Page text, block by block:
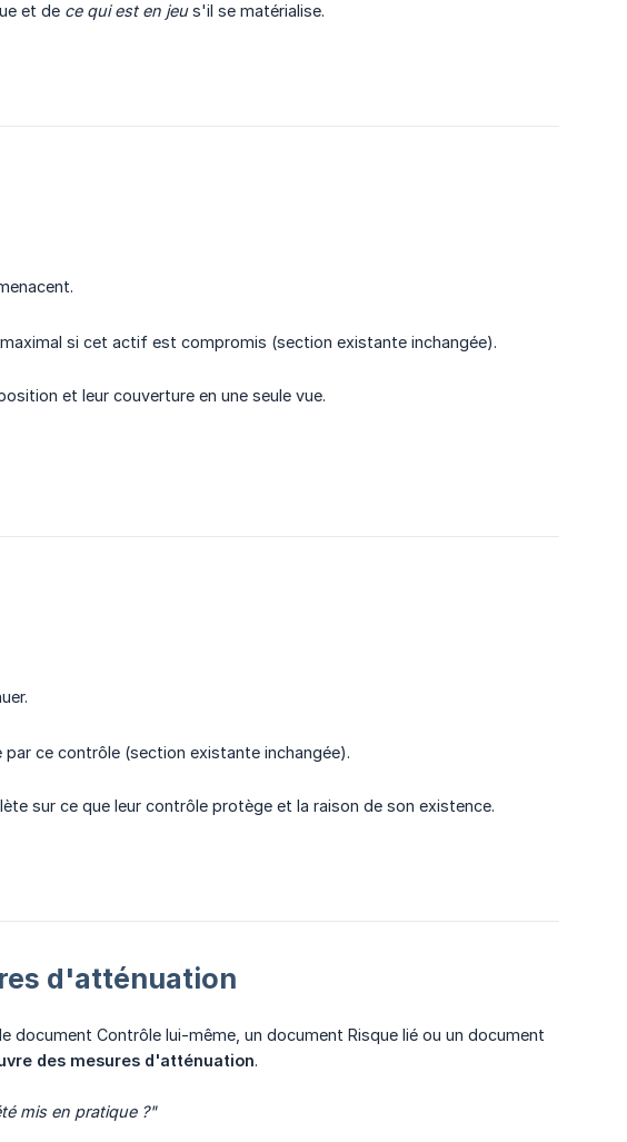
et de ce qui est en jeus'il se matérialise.
si cet actif est compromis (section existante inchangée).
et leur couverture en une seule vue.
ce contrôle (section existante inchangée).
sur ce que leur contrôle protège et la raison de son existence.
d'atténuation
Contrôle lui-même, un document Risque lié ou un document
des mesures d'atténuation.
mis en pratique ?"